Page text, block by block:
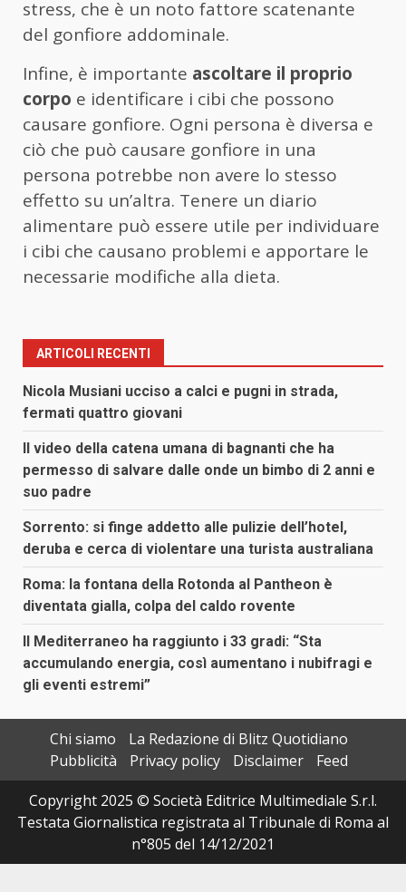
stress, che è un noto fattore scatenante
del gonfiore addominale.
Infine, è importante ascoltare il proprio
corpo e identificare i cibi che possono
causare gonfiore. Ogni persona è diversa e
ciò che può causare gonfiore in una
persona potrebbe non avere lo stesso
effetto su un’altra. Tenere un diario
alimentare può essere utile per individuare
i cibi che causano problemi e apportare le
necessarie modifiche alla dieta.
ARTICOLI RECENTI
Nicola Musiani ucciso a calci e pugni in strada,
fermati quattro giovani
Il video della catena umana di bagnanti che ha
permesso di salvare dalle onde un bimbo di 2 anni e
suo padre
Sorrento: si finge addetto alle pulizie dell’hotel,
deruba e cerca di violentare una turista australiana
Roma: la fontana della Rotonda al Pantheon è
diventata gialla, colpa del caldo rovente
Il Mediterraneo ha raggiunto i 33 gradi: “Sta
accumulando energia, così aumentano i nubifragi e
gli eventi estremi”
Chi siamo
La Redazione di Blitz Quotidiano
Pubblicità
Privacy policy Disclaimer
Feed
Copyright 2025 © Società Editrice Multimediale S.r.l.
Testata Giornalistica registrata al Tribunale di Roma al
n°805 del 14/12/2021